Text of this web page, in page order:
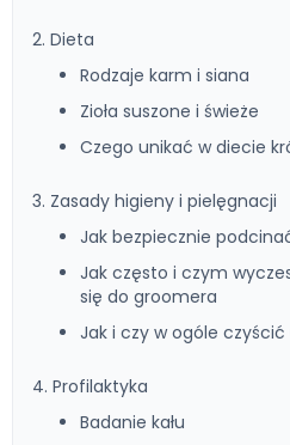
2. Dieta
Rodzaje karm i siana
Zioła suszone i świeże
Czego unikać w diecie
3. Zasady higieny i pielęgnacji
Jak bezpiecznie
Jak często i czym
się do groomera
Jak i czy w ogóle czyścić
4. Profilaktyka
Badanie kału